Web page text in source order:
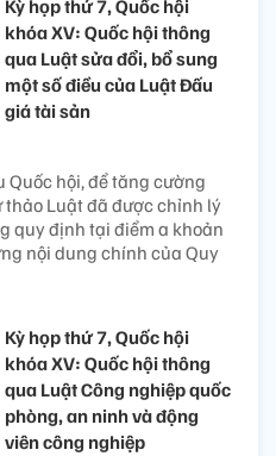
Kỳ họp thứ 7, Quốc hội
khóa XV: Quốc hội thông
qua Luật sửa đổi, bổ sung
một số điều của Luật Đấu
giá tài sản
Quốc hội, để tăng cường
Luật đã được chỉnh lý
quy định tại điểm a khoản
nội dung chính của Quy
Kỳ họp thứ 7, Quốc hội
khóa XV: Quốc hội thông
qua Luật Công nghiệp quốc
phòng, an ninh và động
viên công nghiệp